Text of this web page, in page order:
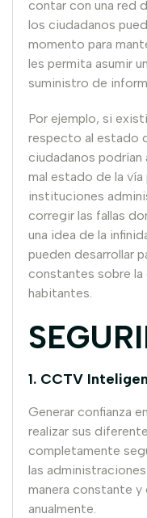
contar con una red
los ciudadanos
momento para
les permita asumir
suministro de
Por ejemplo, si
respecto al estado
ciudadanos podrían
mal estado de la vía
instituciones
corregir las fallas
una idea de la
pueden desarrollar
constantes sobre la
habitantes.
1. CCTV
Generar confianza
realizar sus
completamente
las
manera constante y
anualmente.